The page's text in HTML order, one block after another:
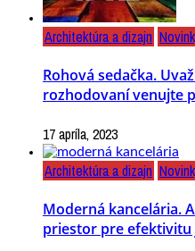
Architektúra a dizajn
Rohová sedačka.
rozhodovaní venujte
17 apríla, 2023
Architektúra a dizajn
Moderná kancelária.
priestor pre efektivitu